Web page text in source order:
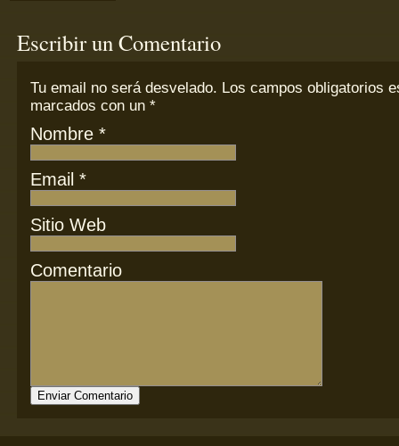
Escribir un Comentario
Tu email noserá desvelado. Los campos obligatorios
marcados con un *
Nombre *
Email *
Sitio Web
Comentario